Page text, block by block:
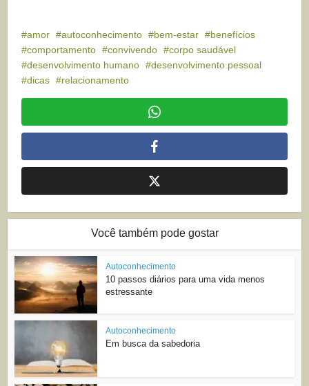
amor autoconhecimento bem-estar
benefícios
comportamento
convivendo
corpo saudável
desenvolvimento humano
desenvolvimento pessoal
dicas
relacionamento
Você também pode gostar
Autoconhecimento
10 passos diários para uma vida menos
estressante
Autoconhecimento
Em busca da sabedoria